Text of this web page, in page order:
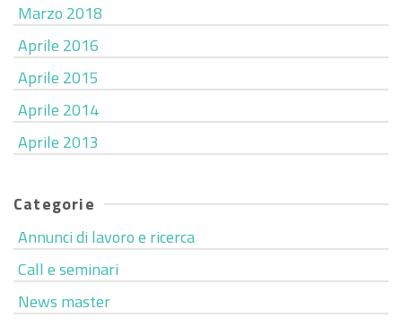
Marzo 2018
Aprile 2016
Aprile 2015
Aprile 2014
Aprile 2013
Categorie
Annunci di lavoro e ricerca
Call e seminari
News master